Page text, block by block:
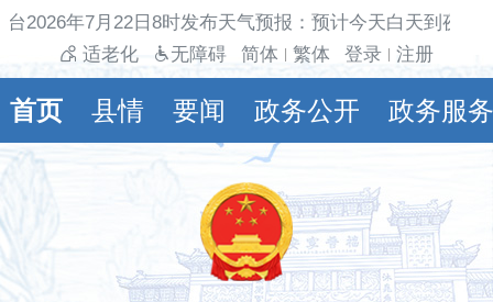
2026年7月22日8时发布天气预报：预计今天白天到夜
适老化
无障碍 简体 繁体 登录 注册
首页 县情 要闻 政务公开 政务服务